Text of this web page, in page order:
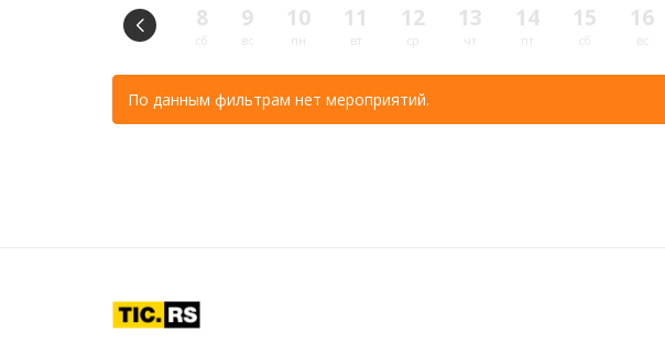
8
сб
9
вс
10
пн
11
вт
12
ср
13
чт
14
пт
15
сб
16
вс
По данным фильтрам нет мероприятий.